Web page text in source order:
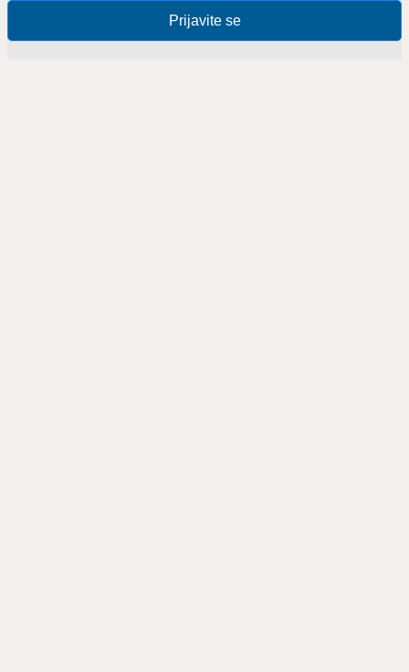
Prijavite se